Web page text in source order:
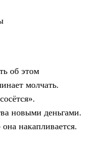
об этом
молчать.
новыми деньгами.
накапливается.